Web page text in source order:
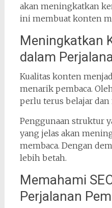
akan meningkatkan
ini membuat konten
Meningkatkan
dalam
Kualitas konten
menarik pembaca.
perlu terus belajar
Penggunaan struktur
yang jelas akan
membaca. Dengan
lebih betah.
Memahami
Perjalanan